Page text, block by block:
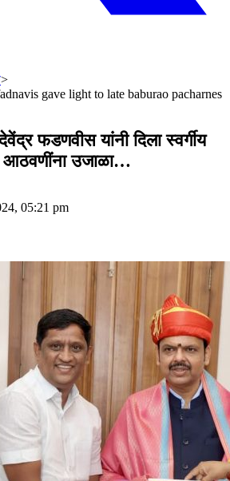
>
gave light to late baburao pacharnes
फडणवीस यांनी दिला स्वर्गीय
आठवणींना उजाळा…
05:21 pm